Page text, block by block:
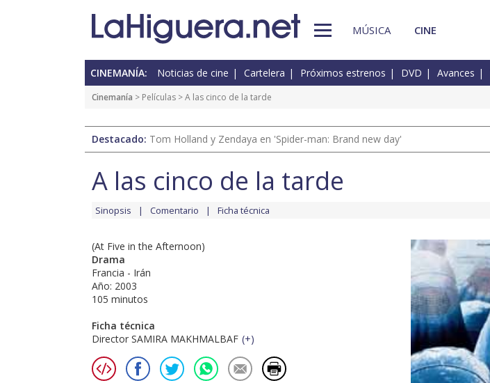
MÚSICA CINE
CINEMANÍA: Noticias de cine Cartelera Próximos estrenos DVD Avances
Cinemanía > Películas > A las cinco de la tarde
Destacado: Tom Holland y Zendaya en 'Spider-man: Brand new day'
A las cinco de la tarde
Sinopsis Comentario Ficha técnica
(At Five in the Afternoon)
Drama
Francia - Irán
Año: 2003
105 minutos
Ficha técnica
Director SAMIRA MAKHMALBAF (+)